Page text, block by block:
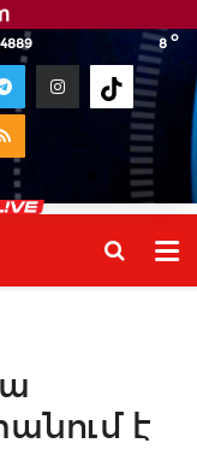
8 o
է